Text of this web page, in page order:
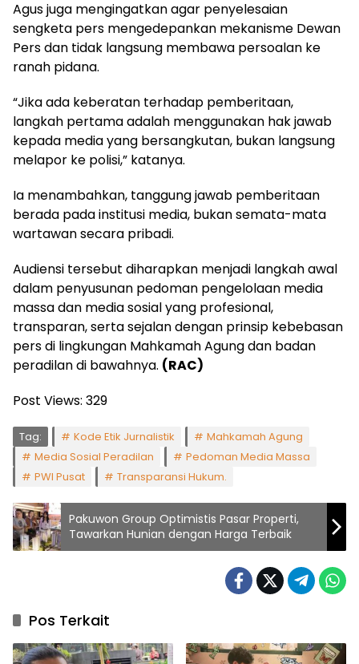
Agus juga mengingatkan agar penyelesaian
sengketa pers mengedepankan mekanisme Dewan
Pers dan tidak langsung membawa persoalan ke
ranah pidana.
“Jika ada keberatan terhadap pemberitaan,
langkah pertama adalah menggunakan hak jawab
kepada media yang bersangkutan, bukan langsung
melapor ke polisi,” katanya.
Ia menambahkan, tanggung jawab pemberitaan
berada pada institusi media, bukan semata-mata
wartawan secara pribadi.
Audiensi tersebut diharapkan menjadi langkah awal
dalam penyusunan pedoman pengelolaan media
massa dan media sosial yang profesional,
transparan, serta sejalan dengan prinsip kebebasan
pers di lingkungan Mahkamah Agung dan badan
peradilan di bawahnya. (RAC)
Post Views: 329
Tag: Kode Etik Jurnalistik
Mahkamah Agung
Media Sosial Peradilan
Pedoman Media Massa
PWI Pusat
Transparansi Hukum.
Pakuwon Group Optimistis Pasar Properti,
Tawarkan Hunian dengan Harga Terbaik
Pos Terkait